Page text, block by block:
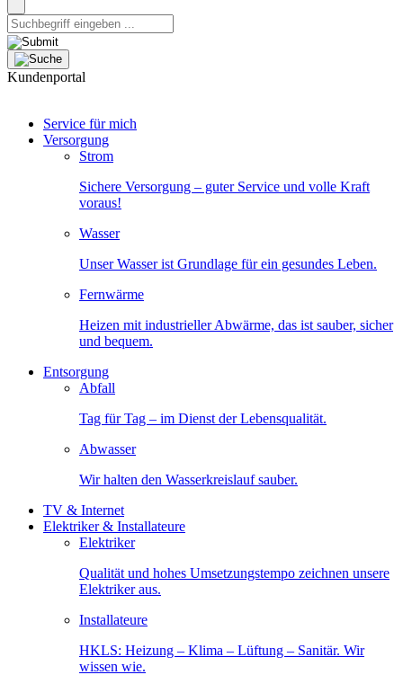
Kundenportal
Service für mich
Versorgung
Strom
Sichere Versorgung – guter Service und volle Kraft
voraus!
Wasser
Unser Wasser ist Grundlage für ein gesundes Leben.
Fernwärme
Heizen mit industrieller Abwärme, das ist sauber, sicher
und bequem.
Entsorgung
Abfall
Tag für Tag – im Dienst der Lebensqualität.
Abwasser
Wir halten den Wasserkreislauf sauber.
TV & Internet
Elektriker & Installateure
Elektriker
Qualität und hohes Umsetzungstempo zeichnen unsere
Elektriker aus.
Installateure
HKLS: Heizung – Klima – Lüftung – Sanitär. Wir
wissen wie.